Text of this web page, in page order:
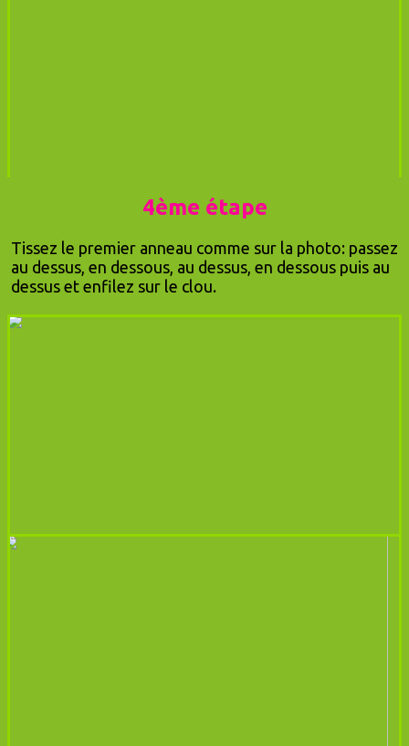
4ème étape
Tissez le premier anneau comme sur la photo: passez
au dessus, en dessous, au dessus, en dessous puis au
dessus et enfilez sur le clou.